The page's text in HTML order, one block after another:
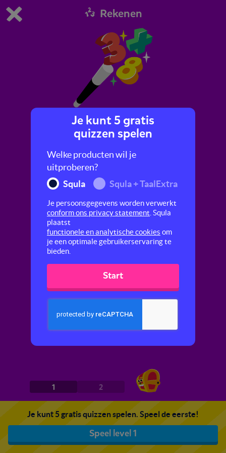
Dit is de gratis demo van Squla.
Bestel nu
0 1
Rekenen
Goochelen met getallen
Vind jij goochelen leuk? In dit verhaal oefen je
allerlei rekenonderwerpen door elkaar.
1 2
Je kunt 5 gratis quizzen spelen. Speel de eerste!
Speel level 1
Je kunt 5 gratis
quizzen spelen
Welke producten wil je
uitproberen?
Squla
Squla + TaalExtra
Je persoonsgegevens worden verwerkt
conform ons privacy statement . Squla
plaatst
functionele en analytische cookies om
je een optimale gebruikerservaring te
bieden.
Start